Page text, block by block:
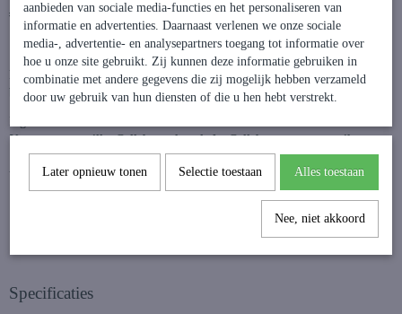
€ 5,95
Heerlijke ambachtelijke truffel met verse room, roomboter en echte vanille
bereid omhult met knapperige chocolade en de beste cacao.
Verse room, vanille, Callebaut chocolade, Callebaut cacao en suiker.
Allergenen:
Specificaties
aanbieden van sociale media-functies en het personaliseren van
informatie en advertenties. Daarnaast verlenen we onze sociale
media-, advertentie- en analysepartners toegang tot informatie over
hoe u onze site gebruikt. Zij kunnen deze informatie gebruiken in
combinatie met andere gegevens die zij mogelijk hebben verzameld
door uw gebruik van hun diensten of die u hen hebt verstrekt.
Later opnieuw tonen Selectie toestaan Alles toestaan
Nee, niet akkoord